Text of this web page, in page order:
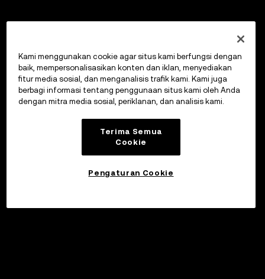
Kami menggunakan cookie agar situs kami berfungsi dengan
baik, mempersonalisasikan konten dan iklan, menyediakan
fitur media sosial, dan menganalisis trafik kami. Kami juga
berbagi informasi tentang penggunaan situs kami oleh Anda
dengan mitra media sosial, periklanan, dan analisis kami.
Terima Semua
Cookie
Pengaturan Cookie